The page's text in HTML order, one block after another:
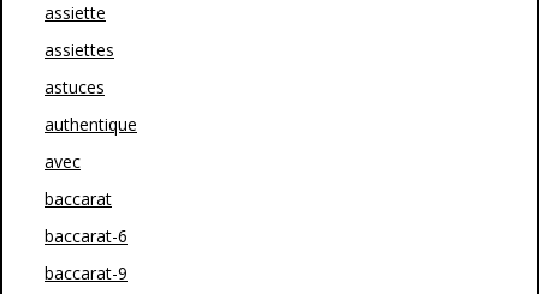
assiette
assiettes
astuces
authentique
avec
baccarat
baccarat-6
baccarat-9